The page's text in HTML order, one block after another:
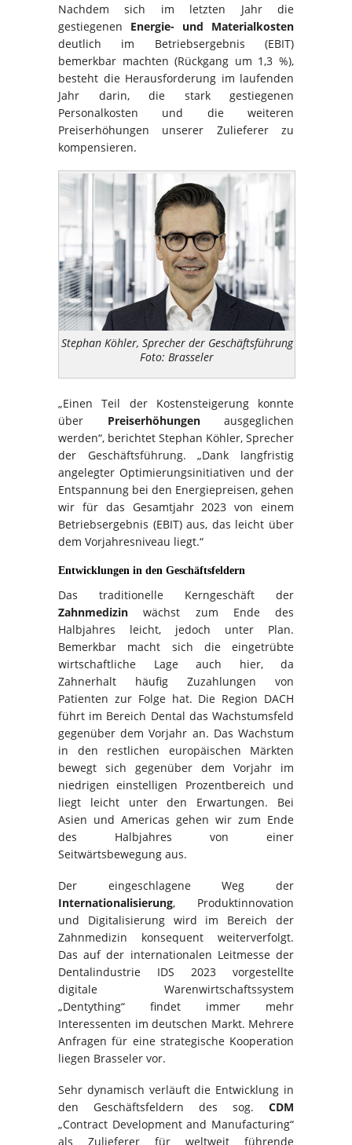
Nachdem sich im letzten Jahr die
gestiegenen Energie- und Materialkosten
deutlich im Betriebsergebnis (EBIT)
bemerkbar machten (Rückgang um 1,3 %),
besteht die Herausforderung im laufenden
Jahr darin, die stark gestiegenen
Personalkosten und die weiteren
Preiserhöhungen unserer Zulieferer zu
kompensieren.
Stephan Köhler, Sprecher der Geschäftsführung
Foto: Brasseler
„Einen Teil der Kostensteigerung konnte
über Preiserhöhungenausgeglichen
werden“, berichtet Stephan Köhler, Sprecher
der Geschäftsführung. „Dank langfristig
angelegter Optimierungsinitiativen und der
Entspannung bei den Energiepreisen, gehen
wir für das Gesamtjahr 2023 von einem
Betriebsergebnis (EBIT) aus, das leicht über
dem Vorjahresniveau liegt.“
Entwicklungen in den Geschäftsfeldern
Das traditionelle Kerngeschäft der
Zahnmedizin wächst zum Ende des
Halbjahres leicht, jedoch unter Plan.
Bemerkbar macht sich die eingetrübte
wirtschaftliche Lage auch hier, da
Zahnerhalt häufig Zuzahlungen von
Patienten zur Folge hat. Die Region DACH
führt im Bereich Dental das Wachstumsfeld
gegenüber dem Vorjahr an. Das Wachstum
in den restlichen europäischen Märkten
bewegt sich gegenüber dem Vorjahr im
niedrigen einstelligen Prozentbereich und
liegt leicht unter den Erwartungen. Bei
Asien und Americas gehen wir zum Ende
des Halbjahres von einer
Seitwärtsbewegung aus.
Der eingeschlagene Weg der
Internationalisierung, Produktinnovation
und Digitalisierung wird im Bereich der
Zahnmedizin konsequent weiterverfolgt.
Das auf der internationalen Leitmesse der
Dentalindustrie IDS 2023 vorgestellte
digitale Warenwirtschaftssystem
„Dentything“ findet immer mehr
Interessenten im deutschen Markt. Mehrere
Anfragen für eine strategische Kooperation
liegen Brasseler vor.
Sehr dynamisch verläuft die Entwicklung in
den Geschäftsfeldern des sog. CDM
„Contract Development and Manufacturing“
als Zulieferer für weltweit führende